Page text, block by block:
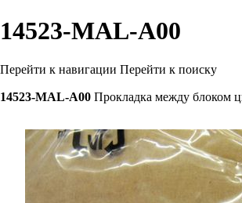
14523-MAL-A00
Перейти к навигации Перейти к поиску
14523-MAL-A00 Прокладка между блоком